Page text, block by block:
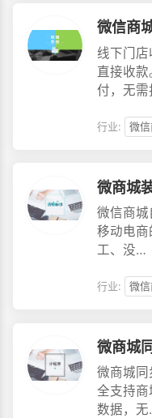
微信商
线下门
直接收
付，无
行业: 微
微商城
微信商
移动电商
工、没…
行业: 微
微商城
微商城
全支持
数据，